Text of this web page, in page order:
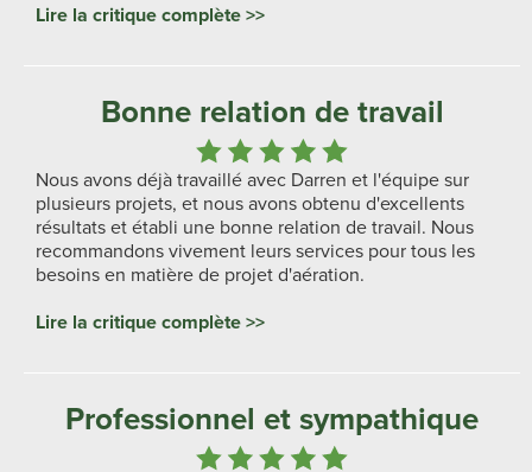
Lire la critique complète >>
Bonne relation de travail
Nous avons déjà travaillé avec Darren et l'équipe sur
plusieurs projets, et nous avons obtenu d'excellents
résultats et établi une bonne relation de travail. Nous
recommandons vivement leurs services pour tous les
besoins en matière de projet d'aération.
Lire la critique complète >>
Professionnel et sympathique